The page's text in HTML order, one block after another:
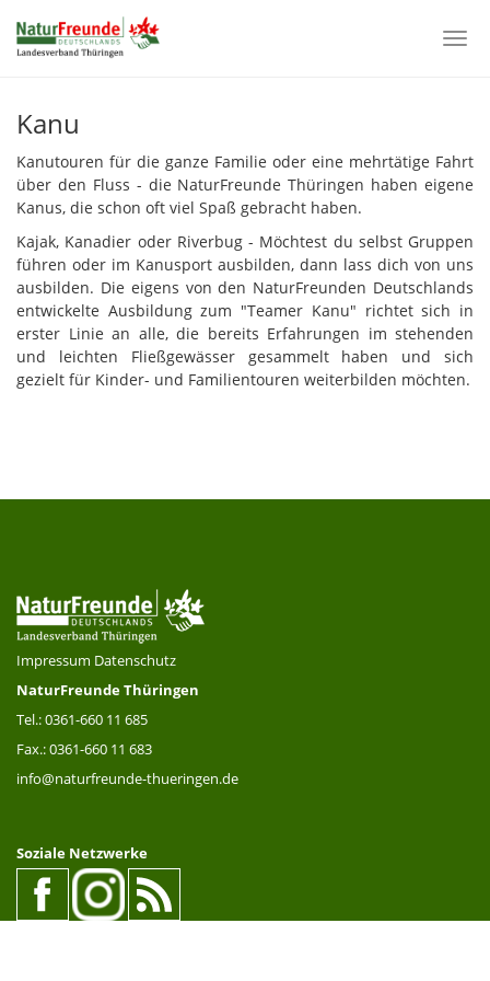
main
content
Kanu
Kanutouren für die ganze Familie oder eine mehrtätige Fahrt
über den Fluss - die NaturFreunde Thüringen haben eigene
Kanus, die schon oft viel Spaß gebracht haben.
Kajak, Kanadier oder Riverbug - Möchtest du selbst Gruppen
führen oder im Kanusport ausbilden, dann lass dich von uns
ausbilden. Die eigens von den NaturFreunden Deutschlands
entwickelte Ausbildung zum "Teamer Kanu" richtet sich in
erster Linie an alle, die bereits Erfahrungen im stehenden
und leichten Fließgewässer gesammelt haben und sich
gezielt für Kinder- und Familientouren weiterbilden möchten.
Impressum Datenschutz
NaturFreunde Thüringen
Tel.: 0361-660 11 685
Fax.: 0361-660 11 683
info@naturfreunde-thueringen.de
Soziale Netzwerke